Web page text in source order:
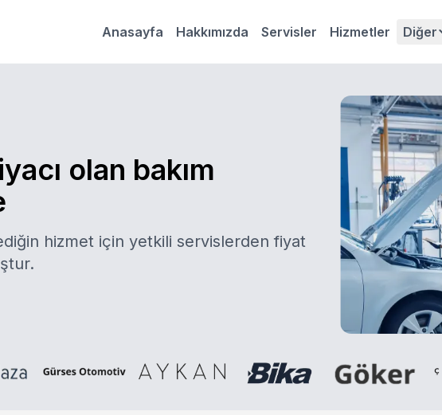
Anasayfa Hakkımızda Servisler Hizmetler Diğer
olan bakım
hizmet için yetkili servislerden fiyat